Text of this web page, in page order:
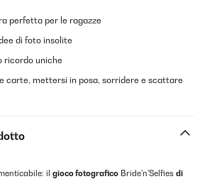
perfetta per le ragazze
di foto insolite
ricordo uniche
carte, mettersi in posa, sorridere e scattare
il gioco fotografico Bride'n'Selfies di